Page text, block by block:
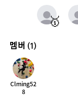
매주 월요일부터 일요
동
🥇
멤버 (1)
Clming52
8